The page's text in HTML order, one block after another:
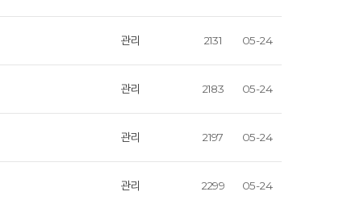
관리 2131 05-24
관리 2183 05-24
관리 2197 05-24
관리 2299 05-24